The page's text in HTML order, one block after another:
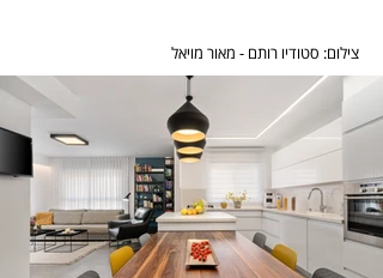
צילום: סטודיו רותם - מאור מויאל